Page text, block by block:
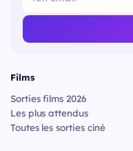
Films
Sorties films 2026
Les plus attendus
Toutes les sorties ciné